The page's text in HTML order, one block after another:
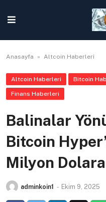
content
Anasayfa » Altcoin Haberleri
Altcoin Haberleri Bitcoin
Finans Haberleri
Balinalar
Bitcoin
Milyon Dolara
adminkoin1 - Ekim 9, 2025